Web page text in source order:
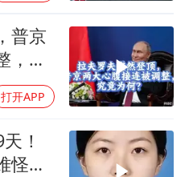
普京
，究
打开APP
！
怪搜